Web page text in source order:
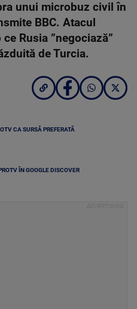
unui microbuz civil în
BBC. Atacul
Rusia ”negociază”
de Turcia.
CA SURSĂ PREFERATĂ
ÎN GOOGLE DISCOVER